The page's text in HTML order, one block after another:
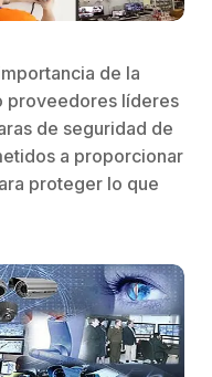
de la
proveedores líderes
de seguridad de
a proporcionar
proteger lo que